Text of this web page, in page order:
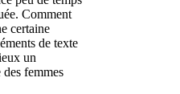
Comment
certaine
de texte
un
femmes